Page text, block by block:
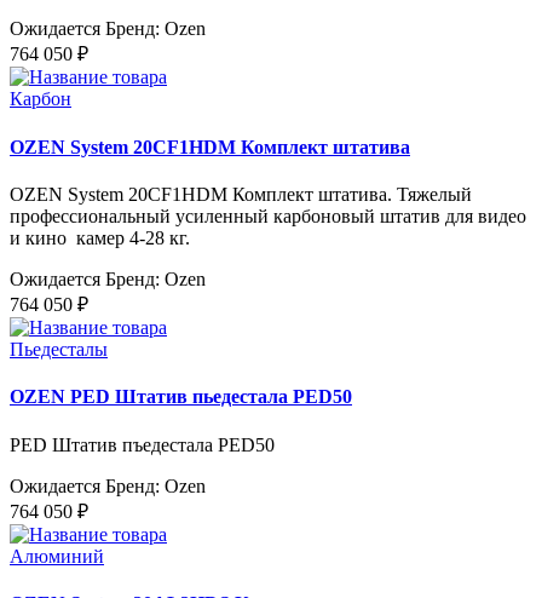
Ожидается Бренд: Ozen
764 050 ₽
Карбон
OZEN System 20CF1HDM Комплект штатива
OZEN System 20CF1HDM Комплект штатива. Тяжелый
профессиональный усиленный карбоновый штатив для видео
и кино камер 4-28 кг.
Ожидается Бренд: Ozen
764 050 ₽
Пьедесталы
OZEN PED Штатив пьедестала PED50
PED Штатив пъедестала PED50
Ожидается Бренд: Ozen
764 050 ₽
Алюминий